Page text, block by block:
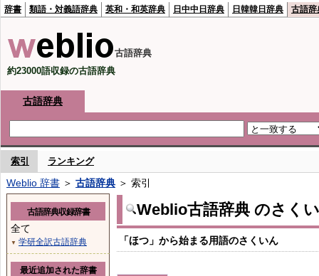
辞書 類語・対義語辞典 英和・和英辞典 日中中日辞典 日韓韓日辞典 古語辞
古語辞典
約23000語収録の古語辞典
古語辞典
索引 ランキング
Weblio 辞書 ＞ 古語辞典 ＞ 索引
Weblio古語辞典 のさく
「ほつ」から始まる用語のさくいん
古語辞典収録辞書
全て
▼ 学研全訳古語辞典
最近追加された辞書